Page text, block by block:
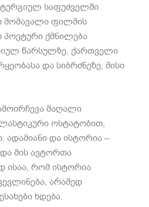
საფუძველში
მომავალი ფილმის
პოეტური ქმნილება
წარსულზე, ქართველი
და სიბრძნეზე, მისი
მაღალი
ოსტატობით,
ადამიანი და ისტორია –
მის ავტორთა
ისაა, რომ ისტორია
არამედ
ხდება.